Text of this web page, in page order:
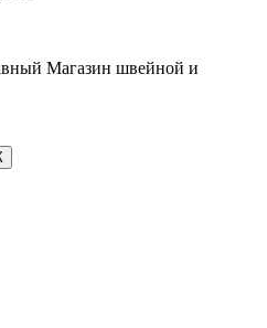
Магазин швейной и